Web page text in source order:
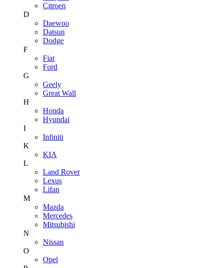
Citroen
D
Daewoo
Datsun
Dodge
F
Fiat
Ford
G
Geely
Great Wall
H
Honda
Hyundai
I
Infiniti
K
KIA
L
Land Rover
Lexus
Lifan
M
Mazda
Mercedes
Mitsubishi
N
Nissan
O
Opel